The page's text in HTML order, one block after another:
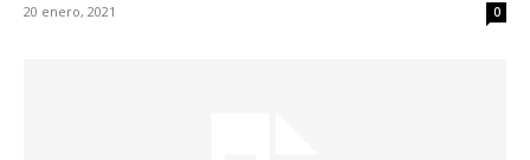
20 enero, 2021 0